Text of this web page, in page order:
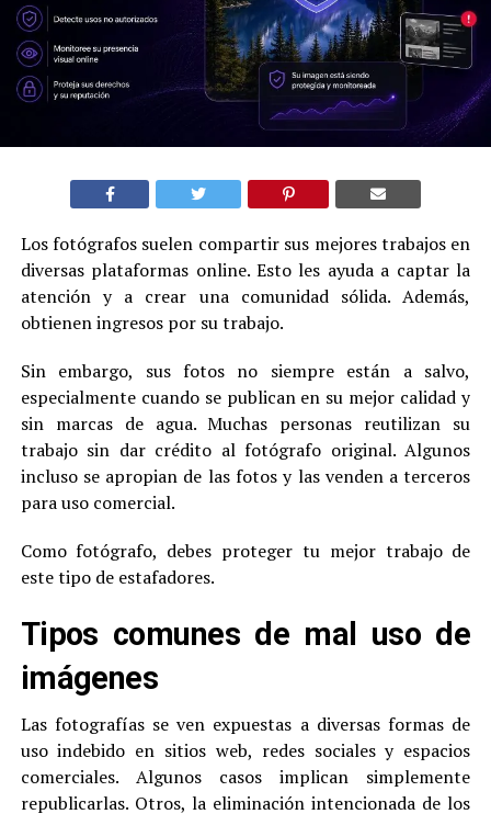
Los fotógrafos suelen compartir sus mejores trabajos en
diversas plataformas online. Esto les ayuda a captar la
atención y a crear una comunidad sólida. Además,
obtienen ingresos por su trabajo.
Sin embargo, sus fotos no siempre están a salvo,
especialmente cuando se publican en su mejor calidad y
sin marcas de agua. Muchas personas reutilizan su
trabajo sin dar crédito al fotógrafo original. Algunos
incluso se apropian de las fotos y las venden a terceros
para uso comercial.
Como fotógrafo, debes proteger tu mejor trabajo de
este tipo de estafadores.
Tipos comunes de mal uso de
imágenes
Las fotografías se ven expuestas a diversas formas de
uso indebido en sitios web, redes sociales y espacios
comerciales. Algunos casos implican simplemente
republicarlas. Otros, la eliminación intencionada de los